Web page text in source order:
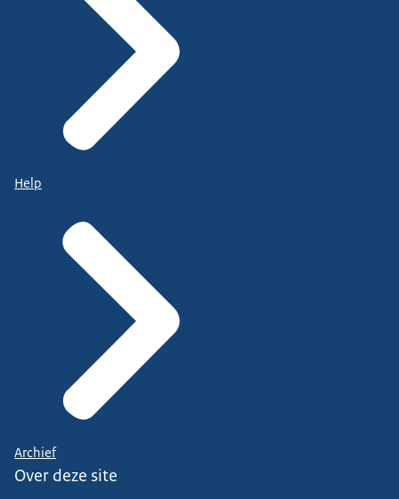
Help
Archief
Over deze site